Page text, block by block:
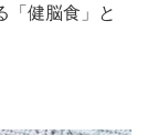
「健脳食」と